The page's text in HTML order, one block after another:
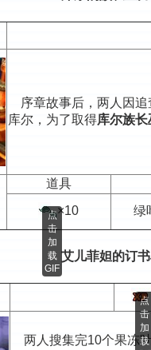
序章故事后，两人因追
库尔，为了取得库尔族长
道具
点
击
加
载
GIF
×10 绿
艾儿菲妲的订
点
击
加
载
两人搜集完10个果冻